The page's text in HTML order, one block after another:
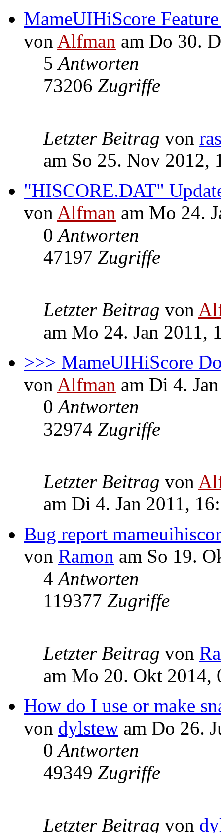
MameUIHiScore
von Alfman am Do 30.
5Antworten
73206 Zugriffe
Letzter Beitrag von
am So 25. Nov 2012,
"HISCORE.DAT"
von Alfman am Mo 24.
0Antworten
47197 Zugriffe
Letzter Beitrag von
am Mo 24. Jan 2011,
>>> MameUIHiScore
von Alfman am Di 4.
0Antworten
32974 Zugriffe
Letzter Beitrag von
am Di 4. Jan 2011,
Bug report
von Ramon am So 19.
4Antworten
119377 Zugriffe
Letzter Beitrag von
am Mo 20. Okt 2014,
How do I use or make
von dylstew am Do 26.
0Antworten
49349 Zugriffe
Letzter Beitrag von